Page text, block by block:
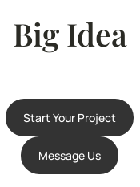
Big Idea
Start Your Project
Message Us